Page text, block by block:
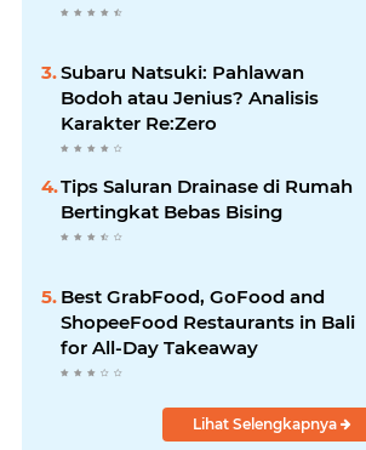
Subaru Natsuki: Pahlawan
Bodoh atau Jenius? Analisis
Karakter Re:Zero
Tips Saluran Drainase di Rumah
Bertingkat Bebas Bising
Best GrabFood, GoFood and
ShopeeFood Restaurants in Bali
for All-Day Takeaway
Lihat Selengkapnya